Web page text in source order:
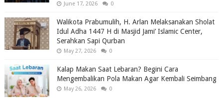
June 17, 2026 0
Walikota Prabumulih, H. Arlan Melaksanakan Sholat
Idul Adha 1447 H di Masjid Jami’ Islamic Center,
Serahkan Sapi Qurban
May 27, 2026 0
Kalap Makan Saat Lebaran? Begini Cara
Mengembalikan Pola Makan Agar Kembali Seimbang
May 26, 2026 0